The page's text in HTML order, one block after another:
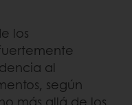
los
al
según